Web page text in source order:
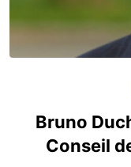
Bruno
Conseil